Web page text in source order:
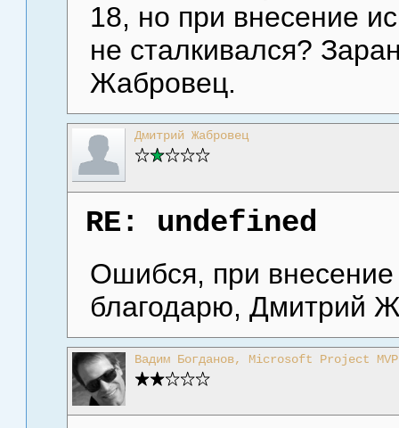
18, но при внесение
не сталкивался?
Жабровец.
Дмитрий Жабровец
RE: undefined
Ошибся, при
благодарю, Дмитрий
Вадим Богданов, Microsoft Project